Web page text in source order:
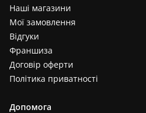
Наші магазини
Мої замовлення
Відгуки
Франшиза
Договір оферти
Політика приватності
Допомога